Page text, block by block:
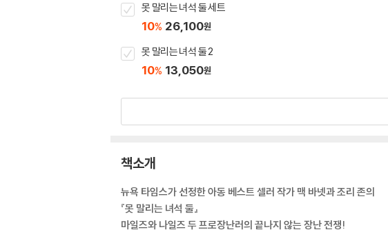
못 말리는 녀석 둘 세트
10% 26,100원
못 말리는 녀석 둘 2
10% 13,050원
책소개
뉴욕 타임스가 선정한 아동 베스트 셀러 작가 맥 바넷과 조리 존의
『못 말리는 녀석 둘』
마일즈와 나일즈 두 프로장난러의 끝나지 않는 장난 전쟁!